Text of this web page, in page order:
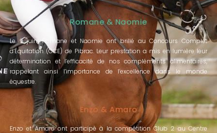
Romane & Naomie
Le 9 juin, Romane et Naomie ont brillé au Concours Complet
d’Équitation (CCE) de Pibrac. Leur prestation a mis en lumière leur
détermination et l’efficacité de nos compléments alimentaires,
rappelant ainsi l’importance de l’excellence dans le monde
équestre.
Enzo & Amaro
Enzo et Amaro ont participé à la compétition Club 2 au Centre